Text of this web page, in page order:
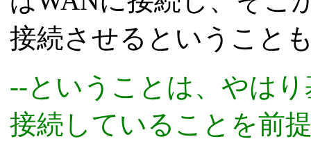
接続させるということ
--ということは、やは
接続していることを前